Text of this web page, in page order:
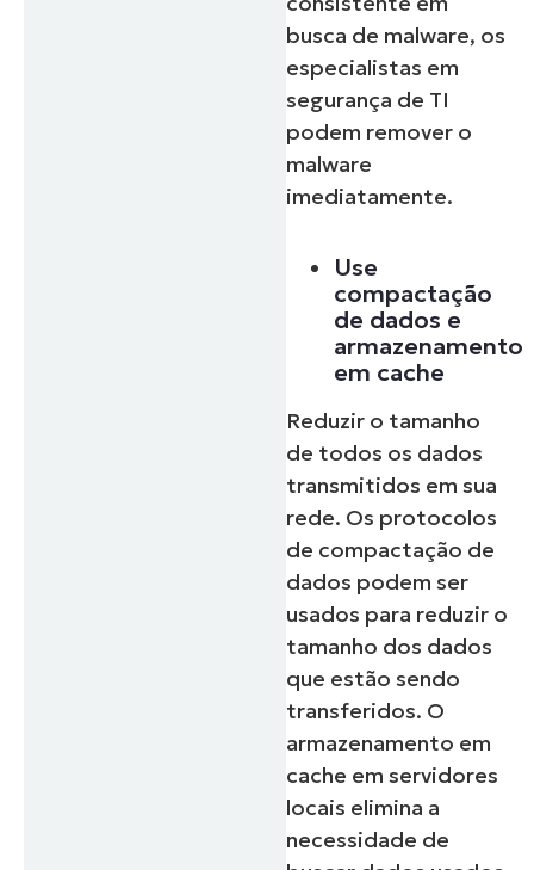
busca de malware, os
especialistas em
segurança de TI
podem remover o
malware
imediatamente.
Use
compactação
de dados e
armazenamento
em cache
Reduzir o tamanho
de todos os dados
transmitidos em sua
rede. Os protocolos
de compactação de
dados podem ser
usados para reduzir o
tamanho dos dados
que estão sendo
transferidos. O
armazenamento em
cache em servidores
locais elimina a
necessidade de